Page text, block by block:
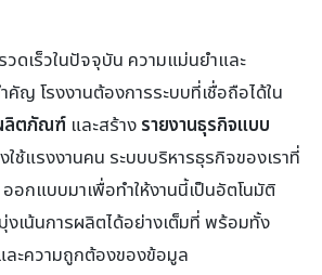
วดเร็วในปัจจุบัน ความแม่นยำและ
ญ โรงงานต้องการระบบที่เชื่อถือได้ใน
ลิตภัณฑ์ และสร้าง รายงานธุรกิจแบบ
ใช้แรงงานคน ระบบบริหารธุรกิจของเราที่
ออกแบบมาเพื่อทำให้งานนี้เป็นอัตโนมัติ
งเน้นการผลิตได้อย่างเต็มที่ พร้อมทั้ง
ะความถูกต้องของข้อมูล